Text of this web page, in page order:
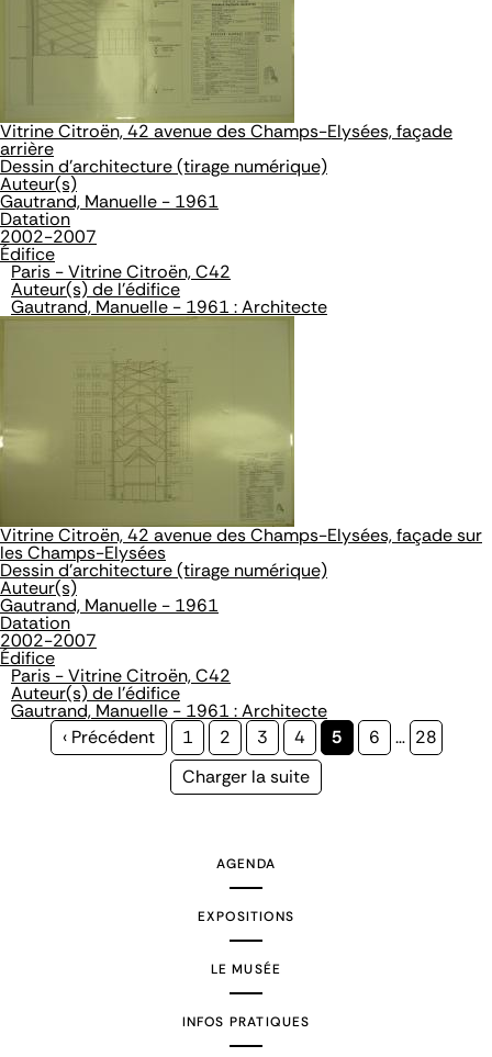
Vitrine Citroën, 42 avenue des Champs-Elysées, façade
arrière
Dessin d'architecture (tirage numérique)
Auteur(s)
Gautrand, Manuelle - 1961
Datation
2002-2007
Édifice
Paris - Vitrine Citroën, C42
Auteur(s) de l'édifice
Gautrand, Manuelle - 1961 : Architecte
Vitrine Citroën, 42 avenue des Champs-Elysées, façade sur
les Champs-Elysées
Dessin d'architecture (tirage numérique)
Auteur(s)
Gautrand, Manuelle - 1961
Datation
2002-2007
Édifice
Paris - Vitrine Citroën, C42
Auteur(s) de l'édifice
Gautrand, Manuelle - 1961 : Architecte
Page
‹ Précédent Page
1 Page
2 Page
3 Page
4
Page
5 Page
6 … Page
28
Page
Charger la suite
AGENDA
EXPOSITIONS
LE MUSÉE
INFOS PRATIQUES